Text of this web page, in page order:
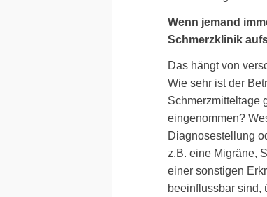
Wenn jemand
Schmerzklinik
Das hängt von
Wie sehr ist der
Schmerzmitteltage
eingenommen?
Diagnosestellung
z.B. eine Migräne,
einer sonstigen
beeinflussbar sind,